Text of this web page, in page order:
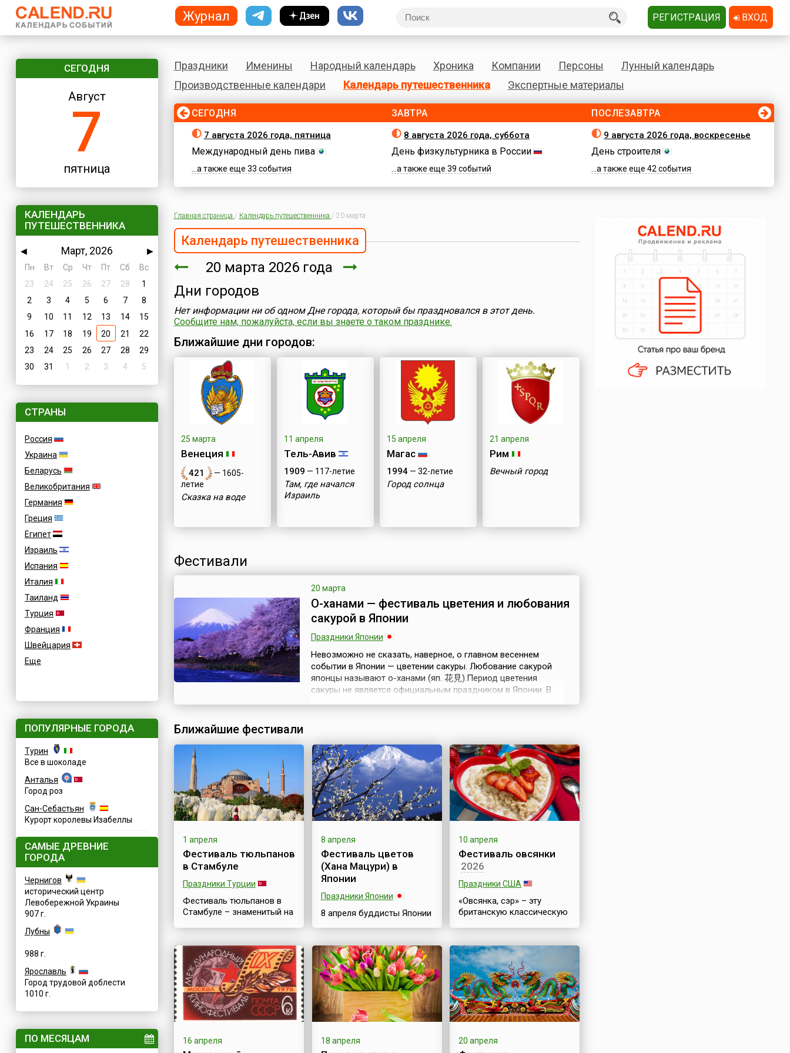
СЕГОДНЯ
Август
7
пятница
КАЛЕНДАРЬ
ПУТЕШЕСТВЕННИКА
◀ Март, 2026
▶
Пн
Вт Ср Чт Пт Сб
Вс
23
24 25 26 27 28
1
2
3 4 5 6 7
8
9
10 11 12 13 14
15
16
17 18 19 20 21
22
23
24 25 26 27 28
29
30
31 1 2 3 4 5
СТРАНЫ
Россия
Украина
Беларусь
Великобритания
Германия
Греция
Египет
Израиль
Испания
Италия
Таиланд
Турция
Франция
Швейцария
Еще
ПОПУЛЯРНЫЕ ГОРОДА
Турин
Все в шоколаде
Анталья
Город роз
Сан-Себастьян
Курорт королевы Изабеллы
САМЫЕ ДРЕВНИЕ
ГОРОДА
Чернигов
исторический центр
Левобережной Украины
907 г.
Лубны
988 г.
Ярославль
Город трудовой доблести
1010 г.
ПО МЕСЯЦАМ
Праздники Именины Народный календарь Хроника Компании Персоны
Лунный календарь
Производственные календари
Календарь путешественника Экспертные материалы
СЕГОДНЯ
7 августа 2026 года, пятница
Международный день пива
...а также еще 33 события
ЗАВТРА
8 августа 2026 года, суббота
День физкультурника в России
...а также еще 39 событий
ПОСЛЕЗАВТРА
9 августа 2026 года, воскресенье
День строителя
...а также еще 42 события
Главная страница / Календарь путешественника / 20 марта
Календарь путешественника
20 марта 2026 года
Дни городов
Нет информации ни об одном Дне города, который бы праздновался в этот день.
Сообщите нам, пожалуйста, если вы знаете о таком празднике.
Ближайшие дни городов:
25 марта
Венеция
421
— 1605-
летие
Сказка на воде
11 апреля
Тель-Авив
1909 — 117-летие
Там, где начался
Израиль
15 апреля
Магас
1994— 32-летие
Город солнца
21 апреля
Рим
Вечный город
Фестивали
20 марта
О-ханами — фестиваль цветения и любования
сакурой в Японии
Праздники Японии
Невозможно не сказать, наверное, о главном весеннем
событии в Японии — цветении сакуры. Любование сакурой
японцы называют о-ханами (яп. 花見).Период цветения
сакуры не является официальным праздником в Японии. В
Ближайшие фестивали
1 апреля
Фестиваль тюльпанов
в Стамбуле
Праздники Турции
Фестиваль тюльпанов в
Стамбуле – знаменитый на
событие, которое
привлекает в Турцию
множеством туристов.
Этот великолепный
праздник проводится
каждую весну и длится
примерно месяц. Ежегодно
в апреле Стамбул
превращается в цветочный
шедевр и становится
8 апреля
Фестиваль цветов
(Хана Мацури) в
Японии
Праздники Японии
8 апреля буддисты Японии
Камбут(ц)у-э. Посвящён
он появлению на свет
Будды, и часто
упоминается как
Фестиваль
цветов.Праздничные
мероприятия,
посвящённые Дню
Рождения основателя
одной из мировых религий,
10 апреля
Фестиваль овсянки
2026
Праздники США
«Овсянка, сэр» – эту
британскую классическую
считается признанным
английским блюдом,
национальной
особенностью. В
англоговорящих странах
давленный овес (овсяные
хлопья) известен под
названием
«протестантский овес»
(англ. Quakers oats). Так же
16 апреля 18 апреля 20 апреля
Журнал РЕГИСТРАЦИЯ ВХОД